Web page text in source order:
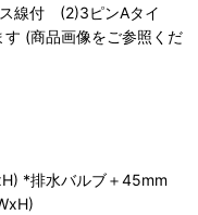
ス線付 (2)3ピンAタイ
(商品画像をご参照くだ
*排水バルブ＋45mm